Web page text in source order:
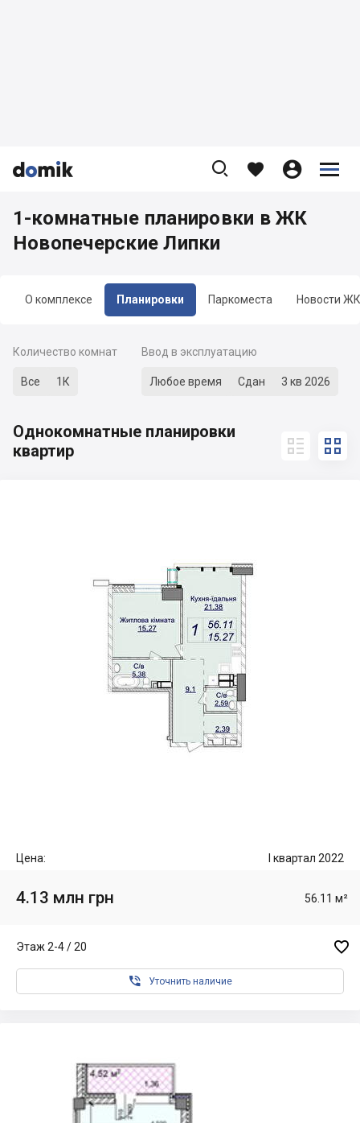


    


О комплексе Планировки Паркоместа Новости ЖК
1-комнатные планировки в ЖК
Новопечерские Липки
Количество комнат
Все 1К
Ввод в эксплуатацию
Любое время Сдан 3 кв 2026
Однокомнатные планировки
квартир
 
Цена: I квартал 2022
4.13 млн грн 56.11 м²
Этаж 2-4 / 20 
 Уточнить наличие